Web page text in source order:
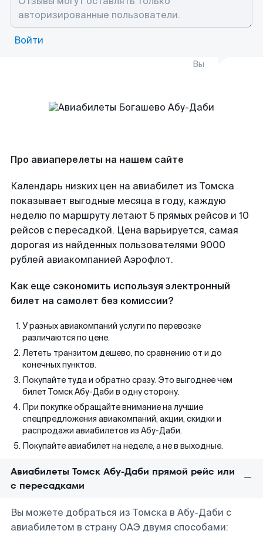
Войти
Вы
Про авиаперелеты на нашем сайте
Календарь низких цен на авиабилет из Томска
показывает выгодные месяца в году, каждую
неделю по маршруту летают 5 прямых рейсов и 10
рейсов с пересадкой. Цена варьируется, самая
дорогая из найденных пользователями 9000
рублей авиакомпанией Аэрофлот.
Как еще сэкономить используя электронный
билет на самолет без комиссии?
У разных авиакомпаний услуги по перевозке
различаются по цене.
Лететь транзитом дешево, по сравнению от и до
конечных пунктов.
Покупайте туда и обратно сразу. Это выгоднее чем
билет Томск Абу-Даби в одну сторону.
При покупке обращайте внимание на лучшие
спецпредложения авиакомпаний, акции, скидки и
распродажи авиабилетов из Абу-Даби.
Покупайте авиабилет на неделе, а не в выходные.
Авиабилеты Томск Абу-Даби прямой рейс или
с пересадками
Вы можете добраться из Томска в Абу-Даби с
авиабилетом в страну ОАЭ двумя способами: